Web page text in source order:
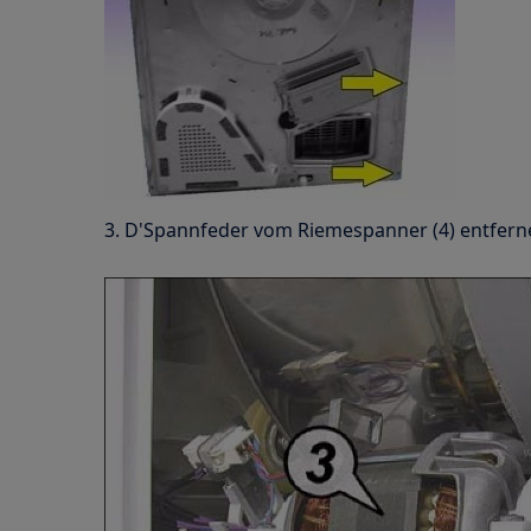
3. D'Spannfeder vom Riemespanner (4)